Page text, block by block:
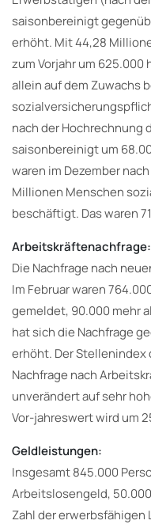
saisonbereinigt
erhöht. Mit 44,28
zum Vorjahr um 625.000
allein auf dem Zuwachs
nach der Hochrechnung
saisonbereinigt um
waren im Dezember
Millionen Menschen
beschäftigt. Das waren
Arbeitskräftenachfrage:
Die Nachfrage nach
Im Februar waren
gemeldet, 90.000 mehr
hat sich die Nachfrage
erhöht. Der Stellenindex
Nachfrage nach
unverändert auf sehr
Vor-jahreswert wird um
Geldleistungen:
Insgesamt 845.000
Arbeitslosengeld,
Zahl der